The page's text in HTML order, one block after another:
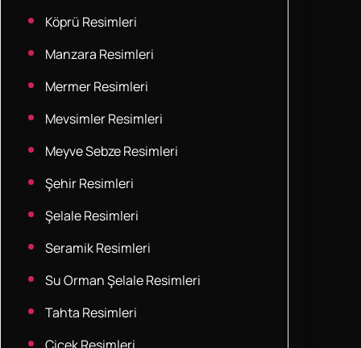
Köprü Resimleri
Manzara Resimleri
Mermer Resimleri
Mevsimler Resimleri
Meyve Sebze Resimleri
Şehir Resimleri
Şelale Resimleri
Seramik Resimleri
Su Orman Şelale Resimleri
Tahta Resimleri